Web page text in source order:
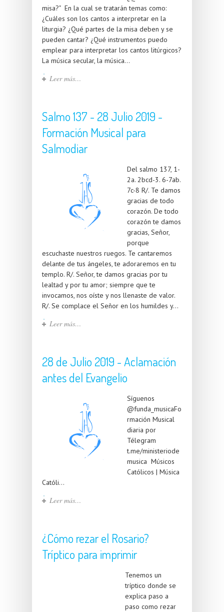
misa?" En la cual se tratarán temas como:
¿Cuáles son los cantos a interpretar en la
liturgia? ¿Qué partes de la misa deben y se
pueden cantar? ¿Qué instrumentos puedo
emplear para interpretar los cantos litúrgicos?
La música secular, la música...
Leer más…
Salmo 137 - 28 Julio 2019 -
Formación Musical para
Salmodiar
Del salmo 137, 1-
2a. 2bcd-3. 6-7ab.
7c-8 R/. Te damos
gracias de todo
corazón. De todo
corazón te damos
gracias, Señor,
porque
escuchaste nuestros ruegos. Te cantaremos
delante de tus ángeles, te adoraremos en tu
templo. R/. Señor, te damos gracias por tu
lealtad y por tu amor; siempre que te
invocamos, nos oíste y nos llenaste de valor.
R/. Se complace el Señor en los humildes y...
Leer más…
28 de Julio 2019 - Aclamación
antes del Evangelio
Síguenos
@funda_musicaFo
rmación Musical
diaria por
Télegram
t.me/ministeriode
musica Músicos
Católicos | Música
Católi...
Leer más…
¿Cómo rezar el Rosario?
Tríptico para imprimir
Tenemos un
tríptico donde se
explica paso a
paso como rezar